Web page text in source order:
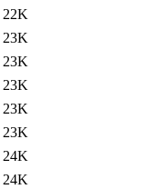
22K
23K
23K
23K
23K
23K
24K
24K